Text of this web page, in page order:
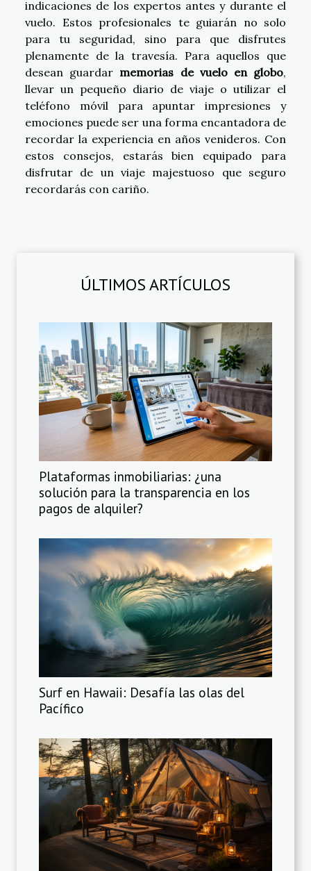
indicaciones de los expertos antes y durante el
vuelo. Estos profesionales te guiarán no solo
para tu seguridad, sino para que disfrutes
plenamente de la travesía. Para aquellos que
desean guardar memorias de vuelo en globo,
llevar un pequeño diario de viaje o utilizar el
teléfono móvil para apuntar impresiones y
emociones puede ser una forma encantadora de
recordar la experiencia en años venideros. Con
estos consejos, estarás bien equipado para
disfrutar de un viaje majestuoso que seguro
recordarás con cariño.
ÚLTIMOS ARTÍCULOS
Plataformas inmobiliarias: ¿una
solución para la transparencia en los
pagos de alquiler?
Surf en Hawaii: Desafía las olas del
Pacífico